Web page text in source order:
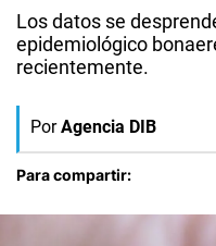
Los datos se
epidemiológico
recientemente.
Por Agencia DIB
Para compartir: